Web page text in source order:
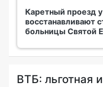
Каретный проезд
восстанавливают
больницы Святой
ВТБ: льготная